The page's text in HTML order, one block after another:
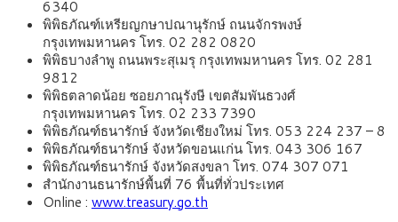
6340
พิพิธภัณฑ์เหรียญกษาปณานุรักษ์ ถนนจักรพงษ์
กรุงเทพมหานคร โทร. 02 282 0820
พิพิธบางลำพู ถนนพระสุเมรุ กรุงเทพมหานคร โทร. 02 281
9812
พิพิธตลาดน้อย ซอยภาณุรังษี เขตสัมพันธวงศ์
กรุงเทพมหานคร โทร. 02 233 7390
พิพิธภัณฑ์ธนารักษ์ จังหวัดเชียงใหม่ โทร. 053 224 237 – 8
พิพิธภัณฑ์ธนารักษ์ จังหวัดขอนแก่น โทร. 043 306 167
พิพิธภัณฑ์ธนารักษ์ จังหวัดสงขลา โทร. 074 307 071
สำนักงานธนารักษ์พื้นที่ 76 พื้นที่ทั่วประเทศ
Online : www.treasury.go.th